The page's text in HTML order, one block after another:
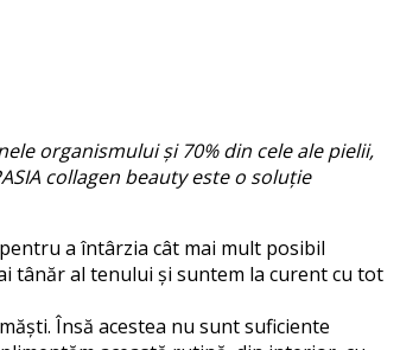
organismului și 70% din cele ale pielii,
collagen beauty este o soluție
a întârzia cât mai mult posibil
tânăr al tenului și suntem la curent cu tot
Însă acestea nu sunt suficiente